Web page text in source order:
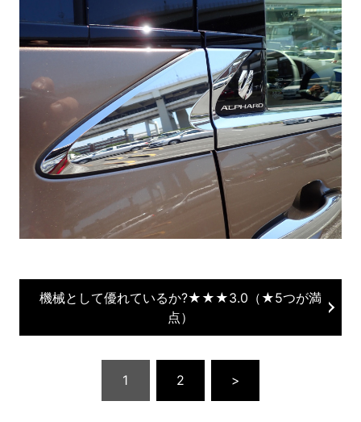
機械として優れているか?★★★3.0（★5つが満
点）
1 2 >